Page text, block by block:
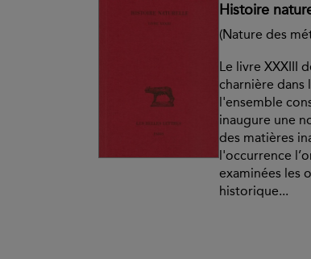
Histoire
(Nature des
Le livre XXXIII
charnière
l'ensemble
inaugure une
des matières
l'occurrence
examinées les
historique...